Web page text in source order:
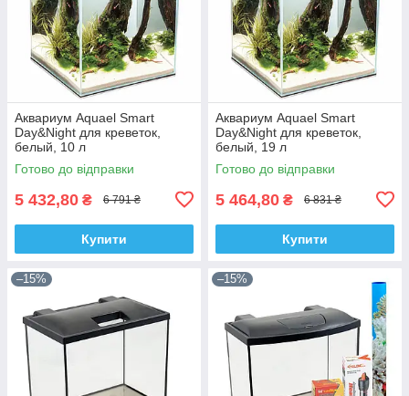
Аквариум Aquael Smart
Day&Night для креветок,
белый, 10 л
Готово до відправки
5 432,80 ₴ 6 791 ₴
Купити
Аквариум Aquael Smart
Day&Night для креветок,
белый, 19 л
Готово до відправки
5 464,80 ₴ 6 831 ₴
Купити
–15% –15%